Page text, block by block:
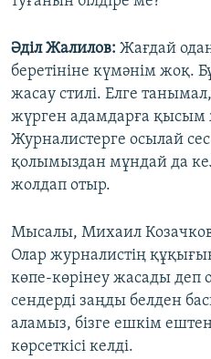
Әділ Жалилов: Жағдай
беретініне күмәнім жоқ.
жасау стилі. Елге
жүрген адамдарға қысым
Журналистерге осылай сес
қолымыздан мұндай да
жолдап отыр.
Мысалы, Михаил
Олар журналистің
көпе-көрінеу жасады
сендерді заңды белден
аламыз, бізге ешкім
көрсеткісі келді.